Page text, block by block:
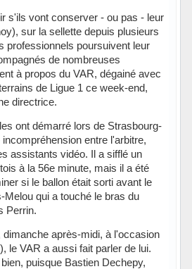
s'ils vont conserver - ou pas - leur
sur la sellette depuis plusieurs
professionnels poursuivent leur
de nombreuses
à propos du VAR, dégainé avec
de Ligue 1 ce week-end,
directrice.
ont démarré lors de Strasbourg-
entre l'arbitre,
assistants vidéo. Il a sifflé un
à la 56e minute, mais il a été
si le ballon était sorti avant le
Melou qui a touché le bras du
Perrin.
après-midi, à l'occasion
le VAR a aussi fait parler de lui.
puisque Bastien Dechepy,